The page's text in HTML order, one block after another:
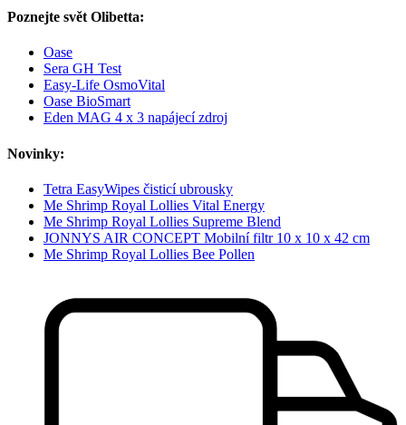
Poznejte svět Olibetta:
Oase
Sera GH Test
Easy-Life OsmoVital
Oase BioSmart
Eden MAG 4 x 3 napájecí zdroj
Novinky:
Tetra EasyWipes čisticí ubrousky
Me Shrimp Royal Lollies Vital Energy
Me Shrimp Royal Lollies Supreme Blend
JONNYS AIR CONCEPT Mobilní filtr 10 x 10 x 42 cm
Me Shrimp Royal Lollies Bee Pollen